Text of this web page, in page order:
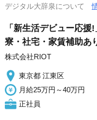
デジタル大辞泉について
「新生活デビュー応
寮・社宅・家賃補助あ
株式会社RIOT
東京都 江東区
月給25万円～40万円
正社員